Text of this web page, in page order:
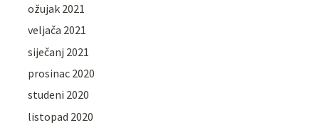
ožujak 2021
veljača 2021
siječanj 2021
prosinac 2020
studeni 2020
listopad 2020